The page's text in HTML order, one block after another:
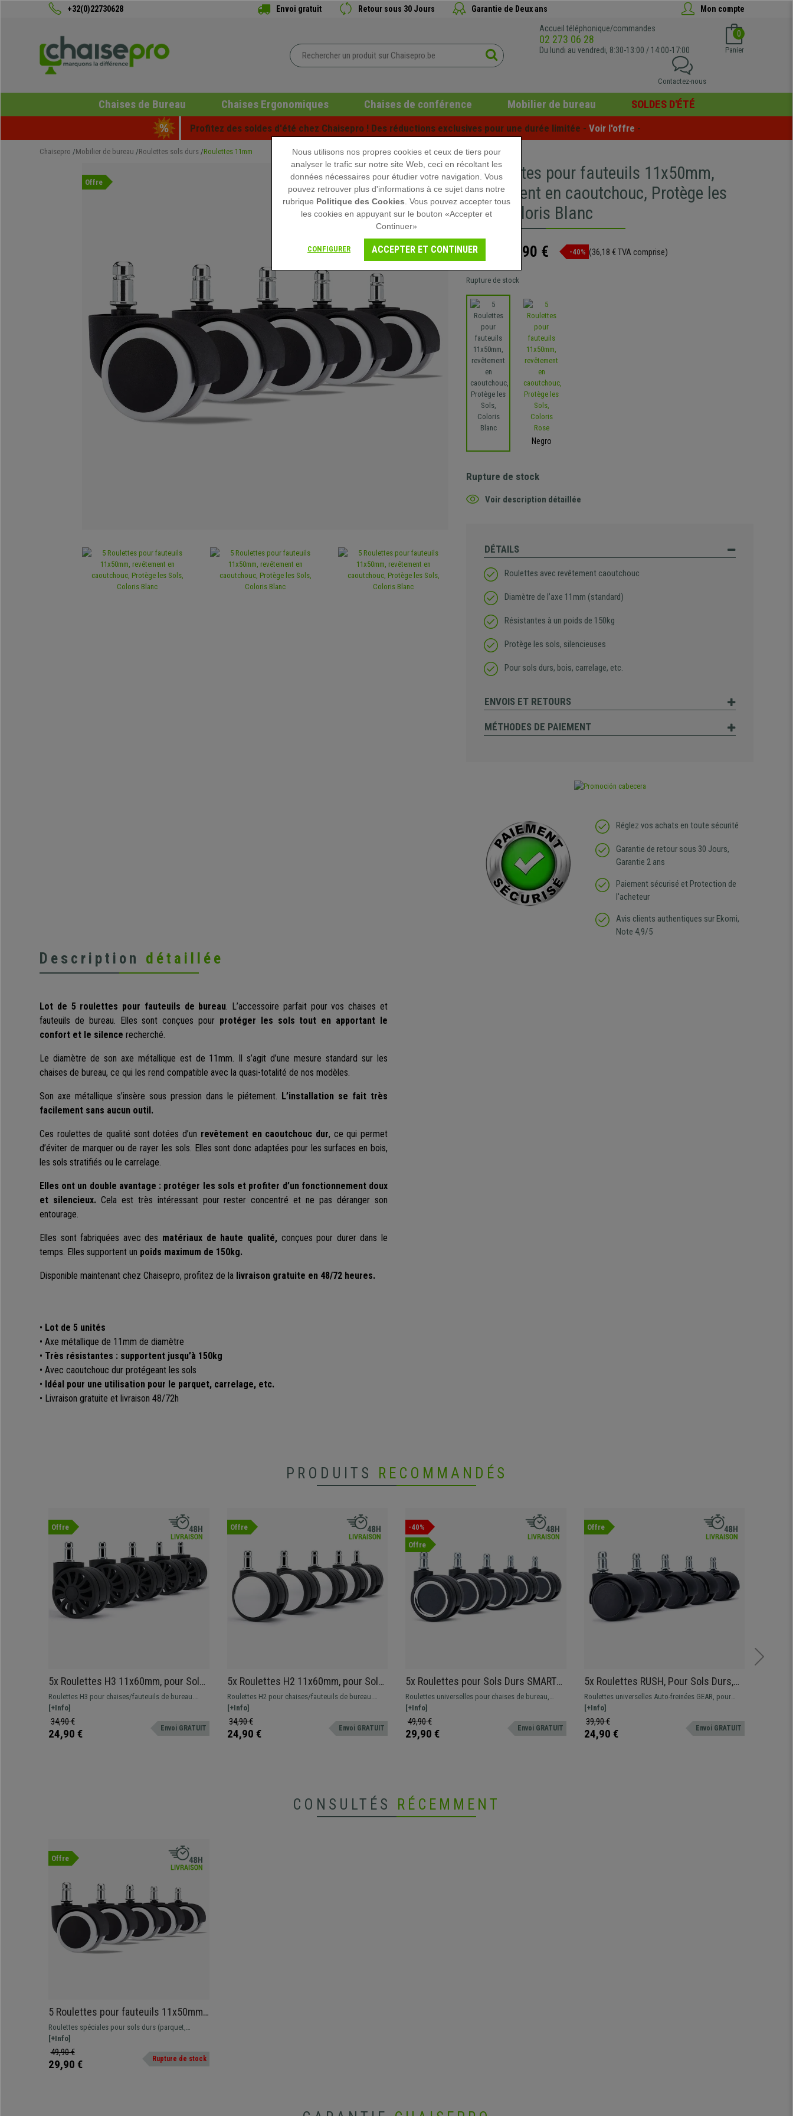
+32(0)22730628 Envoi gratuit Retour sous 30 Jours Garantie de Deux ans Mon compte
Accueil téléphonique/commandes
02 273 06 28
Du lundi au vendredi, 8:30-13:00 / 14:00-17:00
0
Panier
Contactez-nous
Chaises de Bureau Chaises Ergonomiques Chaises de conférence Mobilier de bureau SOLDES D'ÉTÉ
Profitez des soldes d'été chez Chaisepro ! Des réductions exclusives pour une durée limitée - Voir l'offre -
Chaisepro Mobilier de bureau Roulettes sols durs Roulettes 11mm
Offre
5 Roulettes pour fauteuils 11x50mm,
revêtement en caoutchouc, Protège les
Sols, Coloris Blanc
49,90 € 29,90 € -40% (36,18 € TVA comprise)
Rupture de stock
Negro
Rupture de stock
Voir description détaillée
DÉTAILS
Roulettes avec revêtement caoutchouc
Diamètre de l’axe 11mm (standard)
Résistantes à un poids de 150kg
Protège les sols, silencieuses
Pour sols durs, bois, carrelage, etc.
ENVOIS ET RETOURS
MÉTHODES DE PAIEMENT
Réglez vos achats en toute sécurité
Garantie de retour sous 30 Jours,
Garantie 2 ans
Paiement sécurisé et Protection de
l'acheteur
Avis clients authentiques sur Ekomi,
Note 4,9/5
Description détaillée
Lot de 5 roulettes pour fauteuils de bureau. L’accessoire parfait pour vos chaises et
fauteuils de bureau. Elles sont conçues pour protéger les sols tout en apportant le
confort et le silence recherché.
Le diamètre de son axe métallique est de 11mm. Il s’agit d’une mesure standard sur les
chaises de bureau, ce qui les rend compatible avec la quasi-totalité de nos modèles.
Son axe métallique s’insère sous pression dans le piétement. L’installation se fait très
facilement sans aucun outil.
Ces roulettes de qualité sont dotées d’un revêtement en caoutchouc dur, ce qui permet
d’éviter de marquer ou de rayer les sols. Elles sont donc adaptées pour les surfaces en bois,
les sols stratifiés ou le carrelage.
Elles ont un double avantage : protéger les sols et profiter d’un fonctionnement doux
et silencieux. Cela est très intéressant pour rester concentré et ne pas déranger son
entourage.
Elles sont fabriquées avec des matériaux de haute qualité,conçues pour durer dans le
temps. Elles supportent un poids maximum de 150kg.
Disponible maintenant chez Chaisepro, profitez de la livraison gratuite en 48/72 heures.
• Lot de 5 unités
• Axe métallique de 11mm de diamètre
• Très résistantes : supportent jusqu’à 150kg
• Avec caoutchouc dur protégeant les sols
• Idéal pour une utilisation pour le parquet, carrelage, etc.
• Livraison gratuite et livraison 48/72h
PRODUITS RECOMMANDÉS
Offre
5x Roulettes H3 11x60mm, pour Sols
Moquettés, Design Sportif, en
Plastique, Noir
Roulettes H3 pour chaises/fauteuils de bureau.
Desgin moderne inspiré des jantes automobiles.
[+Info]
34,90 €
24,90 € Envoi GRATUIT
Offre
5x Roulettes H2 11x60mm, pour Sols
Moquettés, Détails Chromés,
Plastique, Noir
Roulettes H2 pour chaises/fauteuils de bureau.
Spéciales sols souple (tapis, moquette, etc)
[+Info]
34,90 €
24,90 € Envoi GRATUIT
-40%
Offre
5x Roulettes pour Sols Durs SMART
11x50mm, Revêtement en Gomme,
Détail Chromé, Noir
Roulettes universelles pour chaises de bureau,
spécialement conçues pour tous types de surfaces
[+Info]
49,90 €
29,90 € Envoi GRATUIT
Offre
5x Roulettes RUSH, Pour Sols Durs,
Dimensions 11x50mm, Revêtement
Gomme, Noir
Roulettes universelles Auto-freinées GEAR, pour
chaises de bureau, pour sols moquettés
[+Info]
39,90 €
24,90 € Envoi GRATUIT
CONSULTÉS RÉCEMMENT
Offre
5 Roulettes pour fauteuils 11x50mm,
revêtement en caoutchouc, Protège
les Sols, Coloris Blanc
Roulettes spéciales pour sols durs (parquet,
carrelage, etc.) et tout type de sol. Elle évitent les
rayures et les marques puisqu'elles disposent d'un
revêtement plus souple et doux que des roulettes
standards.
[+Info]
49,90 €
29,90 € Rupture de stock
Nous utilisons nos propres cookies et ceux de tiers pour
analyser le trafic sur notre site Web, ceci en récoltant les
données nécessaires pour étudier votre navigation. Vous
pouvez retrouver plus d'informations à ce sujet dans notre
rubrique Politique des Cookies . Vous pouvez accepter tous
les cookies en appuyant sur le bouton «Accepter et
Continuer»
CONFIGURER ACCEPTER ET CONTINUER